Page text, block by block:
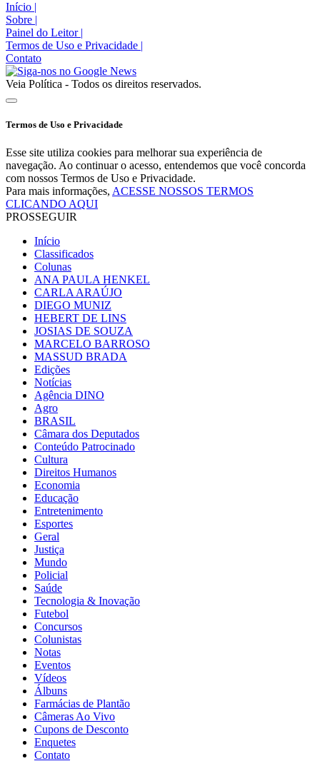
Início |
Sobre |
Painel do Leitor |
Termos de Uso e Privacidade |
Contato
Veia Política - Todos os direitos reservados.
Termos de Uso e Privacidade
Esse site utiliza cookies para melhorar sua experiência de
navegação. Ao continuar o acesso, entendemos que você concorda
com nossos Termos de Uso e Privacidade.
Para mais informações, ACESSE NOSSOS TERMOS
CLICANDO AQUI
PROSSEGUIR
Início
Classificados
Colunas
ANA PAULA HENKEL
CARLA ARAÚJO
DIEGO MUNIZ
HEBERT DE LINS
JOSIAS DE SOUZA
MARCELO BARROSO
MASSUD BRADA
Edições
Notícias
Agência DINO
Agro
BRASIL
Câmara dos Deputados
Conteúdo Patrocinado
Cultura
Direitos Humanos
Economia
Educação
Entretenimento
Esportes
Geral
Justiça
Mundo
Policial
Saúde
Tecnologia & Inovação
Futebol
Concursos
Colunistas
Notas
Eventos
Vídeos
Álbuns
Farmácias de Plantão
Câmeras Ao Vivo
Cupons de Desconto
Enquetes
Contato